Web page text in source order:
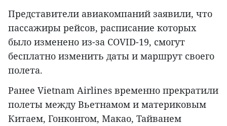
Представители авиакомпаний заявили, что
пассажиры рейсов, расписание которых
было изменено из-за COVID-19, смогут
бесплатно изменить даты и маршрут своего
полета.
Ранее Vietnam Airlines временно прекратили
полеты между Вьетнамом и материковым
Китаем, Гонконгом, Макао, Тайванем